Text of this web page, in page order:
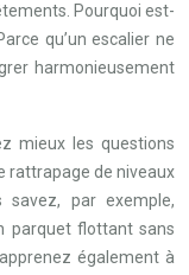
Pourquoi est-
qu’un escalier ne
harmonieusement
mieux les questions
rattrapage de niveaux
par exemple,
parquet flottant sans
également à